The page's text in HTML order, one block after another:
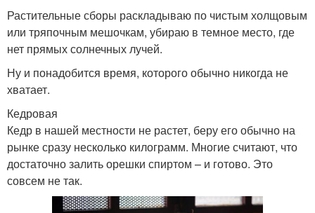
Растительные сборы раскладываю по чистым холщовым
или тряпочным мешочкам, убираю в темное место, где
нет прямых солнечных лучей.
Ну и понадобится время, которого обычно никогда не
хватает.
Кедровая
Кедр в нашей местности не растет, беру его обычно на
рынке сразу несколько килограмм. Многие считают, что
достаточно залить орешки спиртом – и готово. Это
совсем не так.